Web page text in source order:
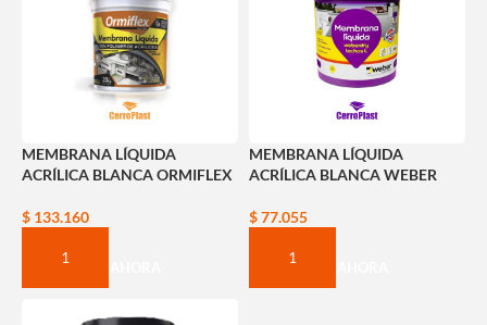
MEMBRANA LÍQUIDA
ACRÍLICA BLANCA ORMIFLEX
$ 133.160
COMPRAR AHORA
MEMBRANA LÍQUIDA
ACRÍLICA BLANCA WEBER
$77.055
COMPRAR AHORA